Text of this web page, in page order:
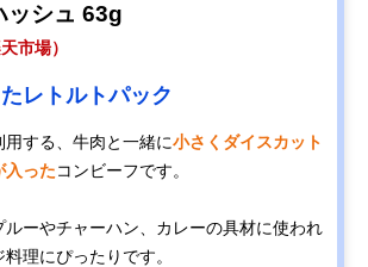
ッシュ 63g
市場）
レトルトパック
する、牛肉と一緒に小さくダイスカット
入ったコンビーフです。
ルーやチャーハン、カレーの具材に使われ
理にぴったりです。